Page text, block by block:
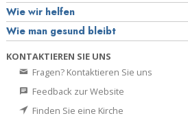
Wie wir helfen
Wie man gesund bleibt
KONTAKTIEREN SIE UNS
Fragen? Kontaktieren Sie uns
Feedback zur Website
Finden Sie eine Kirche